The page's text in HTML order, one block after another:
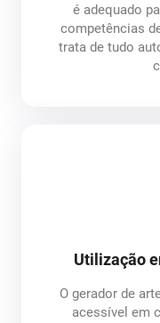
é adequado
competências
trata de tudo
Utilização
O gerador de
acessível em